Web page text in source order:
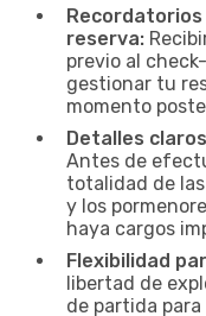
Recordatorios
reserva:
previo al
gestionar tu
momento
Detalles
Antes de
totalidad de
y los
haya cargos
Flexibilidad
libertad de
de partida